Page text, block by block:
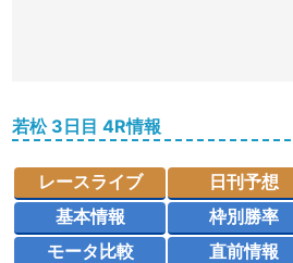
若松 3日目 4R情報
レースライブ 日刊予想
基本情報
枠別勝率
モータ比較
直前情報